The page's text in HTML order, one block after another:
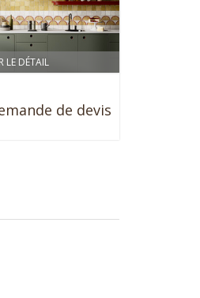
LE DÉTAIL
de devis